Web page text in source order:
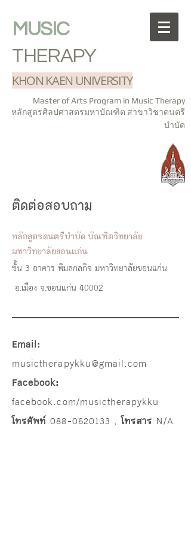
MUSIC
THERAPY
KHON KAEN UNIVERSITY
Master of Arts Program in Music Therapy
หลักสูตรศิลปศาสตรมหาบัณฑิต สาขาวิชาดนตรี
บำบัด
ติดต่อสอบถาม
หลักสูตรดนตรีบำบัด บัณฑิตวิทยาลัย
มหาวิทยาลัยขอนแก่น
ชั้น 3 อาคาร พิมลกลกิจ มหาวิทยาลัยขอนแก่น
อ.เมือง จ.ขอนแก่น 40002
Email:
musictherapykku@gmail.com
Facebook:
facebook.com/musictherapykku
โทรศัพท์ 088-0620133 ,โทรสาร N/A